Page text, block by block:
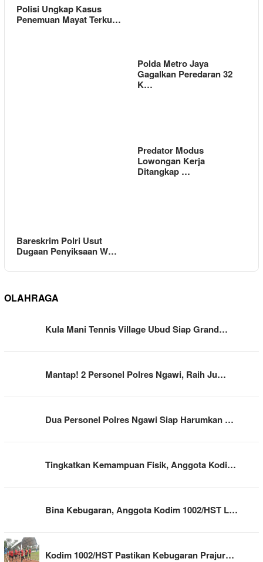
Polisi Ungkap Kasus
Penemuan Mayat Terku…
Polda Metro Jaya
Gagalkan Peredaran 32
K…
Bareskrim Polri Usut
Dugaan Penyiksaan W…
Predator Modus
Lowongan Kerja
Ditangkap …
OLAHRAGA
Kula Mani Tennis Village Ubud Siap Grand…
Mantap! 2 Personel Polres Ngawi, Raih Ju…
Dua Personel Polres Ngawi Siap Harumkan …
Tingkatkan Kemampuan Fisik, Anggota Kodi…
Bina Kebugaran, Anggota Kodim 1002/HST L…
Kodim 1002/HST Pastikan Kebugaran Prajur…